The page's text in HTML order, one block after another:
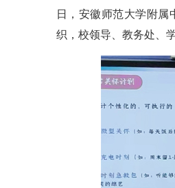
日，安徽师范大学附属
织，校领导、教务处、